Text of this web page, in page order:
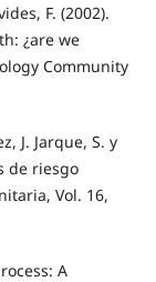
F. (2002).
¿are we
Community
J. Jarque, S. y
de riesgo
Vol. 16,
A